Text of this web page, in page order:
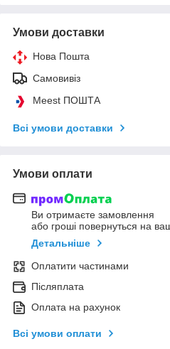
Умови доставки
Нова Пошта
Самовивіз
Meest ПОШТА
Всі умови доставки
Умови оплати
Ви отримаєте замовлення
або гроші повернуться на
Детальніше
Оплатити частинами
Післяплата
Оплата на рахунок
Всі умови оплати